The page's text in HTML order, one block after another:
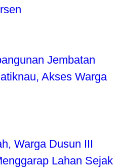
Jembatan
Akses Warga
Warga Dusun III
Lahan Sejak